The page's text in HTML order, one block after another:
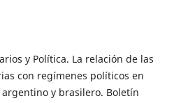
y Política. La relación de las
con regímenes políticos en
y brasilero. Boletín